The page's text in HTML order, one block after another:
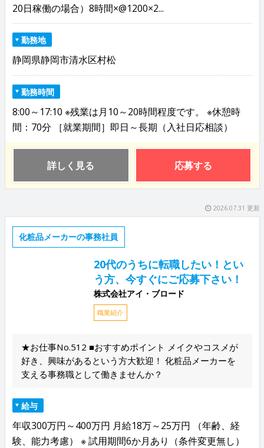
20日稼働の場合）8時間×@1200×2...
勤務地
静岡県静岡市清水区村松
勤務時間
8:00～17:10 ※残業は月10～20時間程度です。 ※休憩時
間：70分 ［就業期間］即日～長期（入社日応相談）
詳しく見る 応募する
2026.07.31 更新
化粧品メーカーの事務社員
20代のうちに転職したい！とい
う方、今すぐにご応募下さい！
株式会社アイ・ブロード
職業紹介
★お仕事No.512 ■おすすめポイント メイクやコスメが
好き、興味があるという方大歓迎！ 化粧品メーカーを
支える事務職として働きませんか？
給与
年収300万円～400万円 月給18万～25万円 （年齢、経
験、能力考慮） ※ 試用期間6か月あり（条件変更無し）